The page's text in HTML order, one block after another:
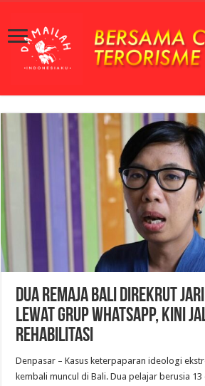
Dua Remaja Bali Direkrut
Lewat Grup WhatsApp, Kini
Rehabilitasi
Denpasar – Kasus keterpaparan ideologi
kembali muncul di Bali. Dua pelajar berusia 13